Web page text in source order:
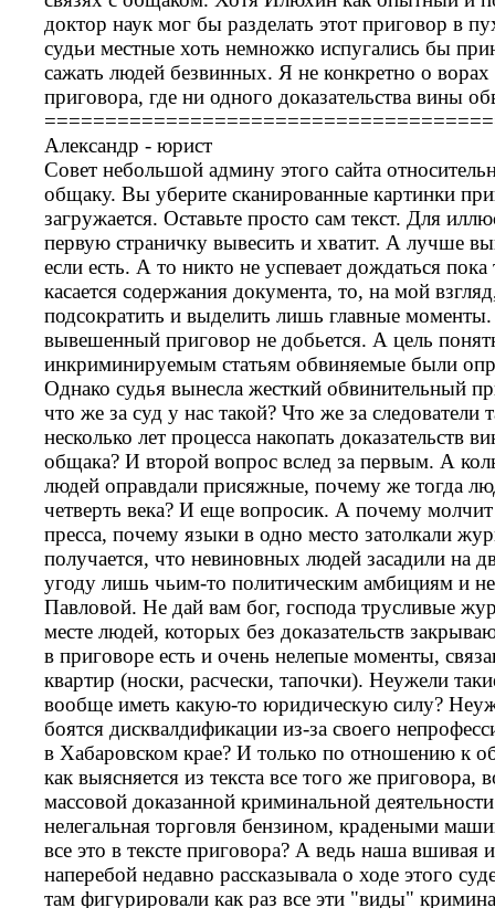
доктор наук мог бы разделать этот приговор в
судьи местные хоть немножко испугались бы
сажать людей безвинных. Я не конкретно о
приговора, где ни одного доказательства вины
Александр - юрист
Совет небольшой админу этого сайта
общаку. Вы уберите сканированные картинки
загружается. Оставьте просто сам текст. Для
первую страничку вывесить и хватит. А лучше
если есть. А то никто не успевает дождаться пока
касается содержания документа, то, на мой
подсократить и выделить лишь главные
вывешенный приговор не добьется. А цель
инкриминируемым статьям обвиняемые были
Однако судья вынесла жесткий обвинительный
что же за суд у нас такой? Что же за следователи
несколько лет процесса накопать доказательств
общака? И второй вопрос вслед за первым. А
людей оправдали присяжные, почему же тогда
четверть века? И еще вопросик. А почему молчит
пресса, почему языки в одно место затолкали
получается, что невиновных людей засадили на
угоду лишь чьим-то политическим амбициям и
Павловой. Не дай вам бог, господа трусливые
месте людей, которых без доказательств
в приговоре есть и очень нелепые моменты,
квартир (носки, расчески, тапочки). Неужели
вообще иметь какую-то юридическую силу?
боятся дисквалдификации из-за своего
в Хабаровском крае? И только по отношению к
как выясняется из текста все того же приговора,
массовой доказанной криминальной
нелегальная торговля бензином, крадеными
все это в тексте приговора? А ведь наша вшивая
наперебой недавно рассказывала о ходе этого
там фигурировали как раз все эти "виды"